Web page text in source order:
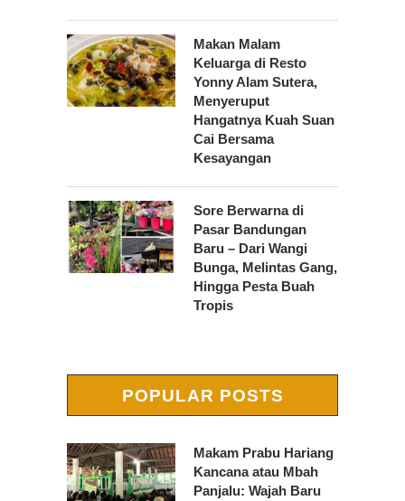
Makan Malam
Keluarga di Resto
Yonny Alam Sutera,
Menyeruput
Hangatnya Kuah Suan
Cai Bersama
Kesayangan
Sore Berwarna di
Pasar Bandungan
Baru – Dari Wangi
Bunga, Melintas Gang,
Hingga Pesta Buah
Tropis
POPULAR POSTS
Makam Prabu Hariang
Kancana atau Mbah
Panjalu: Wajah Baru